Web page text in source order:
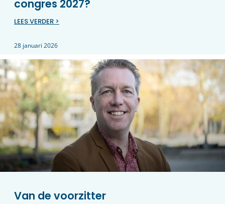
congres 2027?
LEES VERDER >
28 januari 2026
Van de voorzitter